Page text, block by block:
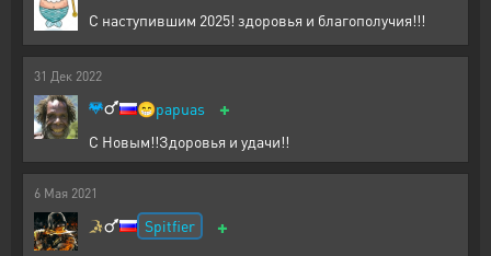
С наступившим 2025! здоровья и благополучия!!!
31 Дек 2022
😁papuas +
С Новым!!Здоровья и удачи!!
6 Мая 2021
Spitfier +